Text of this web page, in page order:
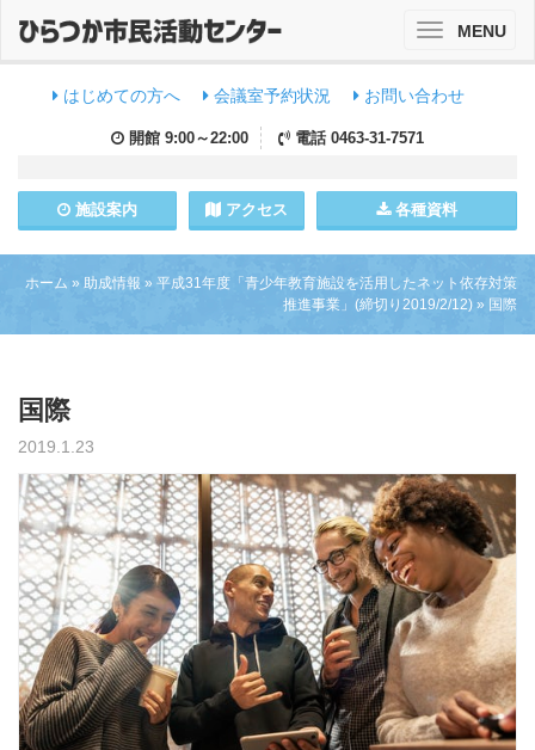
はじめての方へ 会議室予約状況 お問い合わせ
開館 9:00～22:00 電話 0463-31-7571
施設案内 アクセス 各種資料
ToggleMENU
ホーム » 助成情報 » 平成31年度「青少年教育施設を活用したネット依存対策
推進事業」(締切り2019/2/12) » 国際
国際
2019.1.23